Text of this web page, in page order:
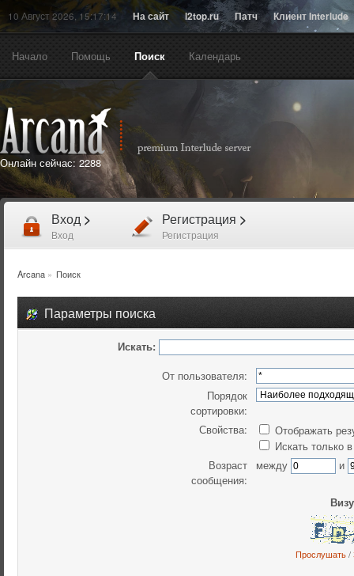
10 Август 2026, 15:17:14 На сайт l2top.ru Патч Клиент Interlude
Начало Помощь Поиск Календарь
Онлайн сейчас: 2288
Вход >
Вход
Регистрация >
Регистрация
Arcana» Поиск
Параметры поиска
Искать:
От пользователя:
Порядок
сортировки:
Свойства:
Отображать
Искать только
Возраст
сообщения:
между и
Прослушать/